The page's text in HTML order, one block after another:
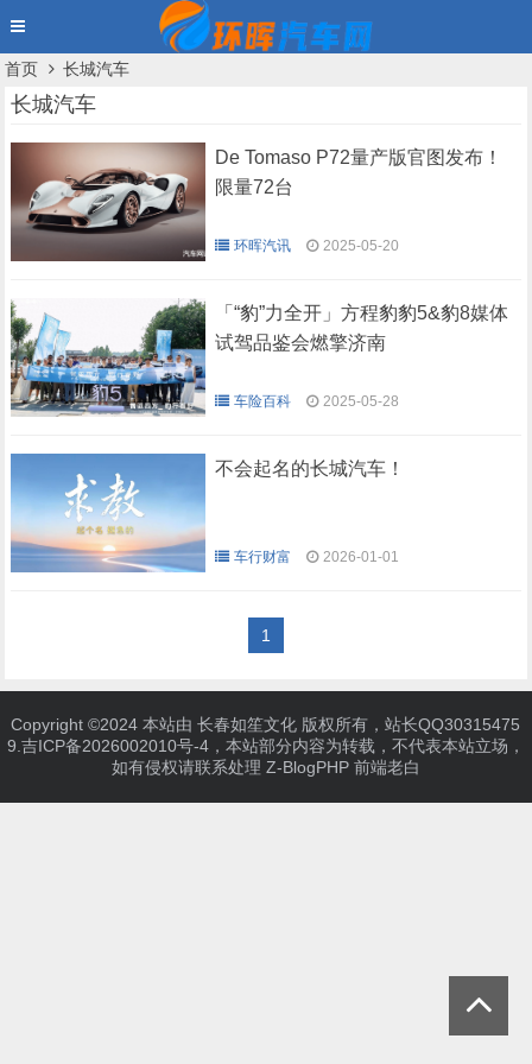
首页 长城汽车
长城汽车
De Tomaso P72量产版官图发布！
限量72台
环晖汽讯 2025-05-20
「“豹”力全开」方程豹豹5&豹8媒体
试驾品鉴会燃擎济南
车险百科 2025-05-28
不会起名的长城汽车！
车行财富 2026-01-01
1
Copyright ©2024 本站由 长春如笙文化 版权所有，站长QQ30315475
9. 吉ICP备2026002010号-4，本站部分内容为转载，不代表本站立场，
如有侵权请联系处理 Z-BlogPHP 前端老白